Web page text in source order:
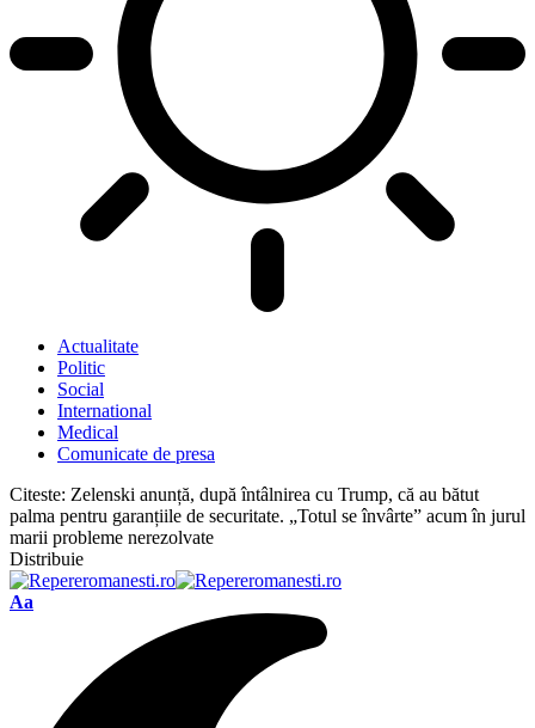
Actualitate
Politic
Social
International
Medical
Comunicate de presa
Citeste: Zelenski anunță, după întâlnirea cu Trump, că au bătut
palma pentru garanțiile de securitate. „Totul se învârte” acum în jurul
marii probleme nerezolvate
Distribuie
Font
Aa